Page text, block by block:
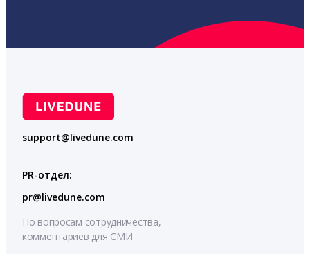
support@livedune.com
PR-отдел:
pr@livedune.com
По вопросам сотрудничества,
комментариев для СМИ